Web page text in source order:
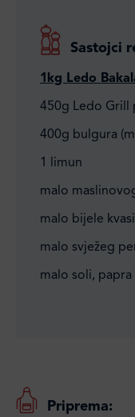
Sastojci
1kg Ledo
450g Ledo Grill
400g bulgura
1 limun
malo
malo bijele
malo svježeg
malo soli, papra
Priprema: